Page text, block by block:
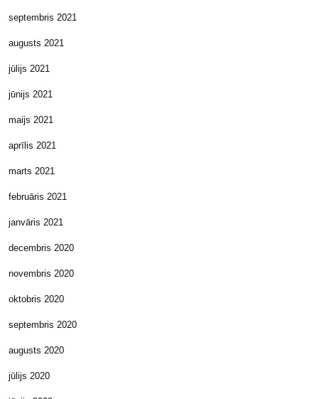
septembris 2021
augusts 2021
jūlijs 2021
jūnijs 2021
maijs 2021
aprīlis 2021
marts 2021
februāris 2021
janvāris 2021
decembris 2020
novembris 2020
oktobris 2020
septembris 2020
augusts 2020
jūlijs 2020